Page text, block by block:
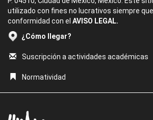
utilizado con fines no lucrativos siempre
conformidad con el AVISO LEGAL.
¿Cómo llegar?
Suscripción a actividades académicas
Normatividad